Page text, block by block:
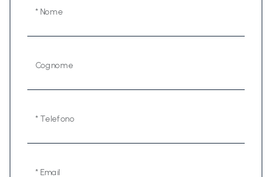
* Nome
Cognome
* Telefono
* Email